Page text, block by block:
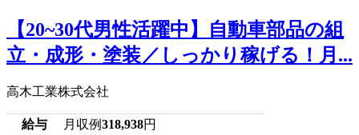
【20~30代男性活躍中】自動車部品の組
立・成形・塗装／しっかり稼げる！月...
高木工業株式会社
給与 月収例318,938円